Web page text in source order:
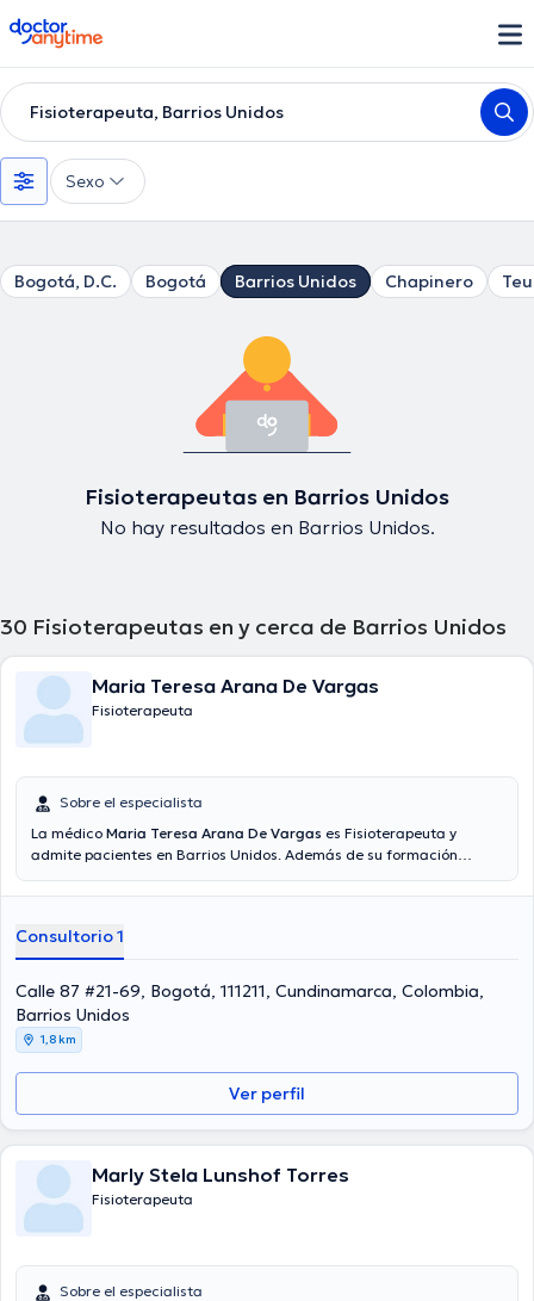
doctoranytime
Fisioterapeuta, Barrios Unidos
Sexo
Bogotá, D.C. Bogotá Barrios Unidos Chapinero
Fisioterapeutas en Barrios Unidos
No hay resultados en Barrios Unidos.
30 Fisioterapeutas en y cerca de Barrios Unidos
Maria Teresa Arana De Vargas
Fisioterapeuta
Sobre el especialista
La médico Maria Teresa Arana De Vargas es Fisioterapeuta y
admite pacientes en Barrios Unidos. Además de su formación
en su área de especialidad. La doctora lleva más de años de
ella ha participado como miembro de diversas asociaciones
médicas. Maria Teresa Arana De Vargas ha cooperado en múltiples
conferencias con la intención de lograr tener una formación
continua en su ámbito de especialización y ha difundido numerosas
ediciones. Español es el idioma principal manejados por la
profesional de la salud.
Consultorio 1
Calle 87 #21-69, Bogotá, 111211, Cundinamarca, Colombia,
Barrios Unidos
1,8 km
Ver perfil
Marly Stela Lunshof Torres
Fisioterapeuta
Sobre el especialista